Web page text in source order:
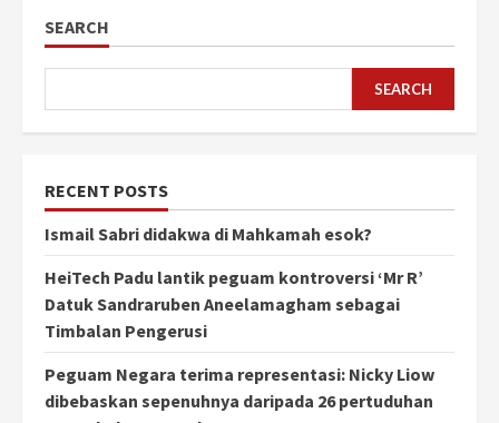
SEARCH
SEARCH
RECENT POSTS
Ismail Sabri didakwa di Mahkamah esok?
HeiTech Padu lantik peguam kontroversi ‘Mr R’
Datuk Sandraruben Aneelamagham sebagai
Timbalan Pengerusi
Peguam Negara terima representasi: Nicky Liow
dibebaskan sepenuhnya daripada 26 pertuduhan